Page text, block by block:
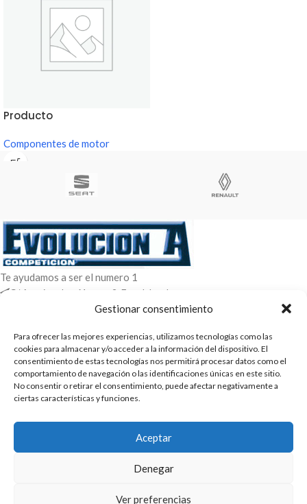
Gestionar consentimiento
Para ofrecer las mejores experiencias, utilizamos tecnologías como las
cookies para almacenar y/o acceder a la información del dispositivo. El
consentimiento de estas tecnologías nos permitirá procesar datos como el
comportamiento de navegación o las identificaciones únicas en este sitio.
No consentir o retirar el consentimiento, puede afectar negativamente a
ciertas características y funciones.
Aceptar
Denegar
Ver preferencias
Producto
Componentes de motor
Te ayudamos a ser el numero 1
C/ Arquimedes 61 nave 2. Fuenlabrada
WhatsApp +34 670604426
ENTRADAS RECIENTES
POLÍTICAS
2025 | Evolucion-A Competicion: Fabricación y distribución,
comercialización de repuestos para automóvil